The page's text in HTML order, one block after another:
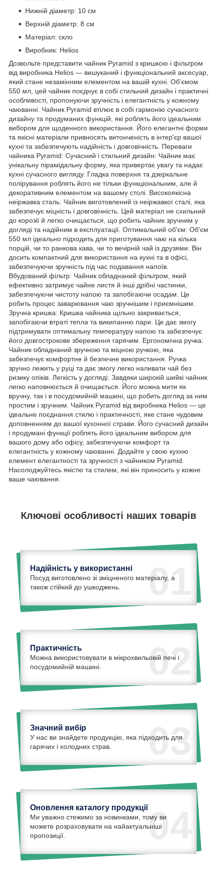
Нижній діаметр: 10 см
Верхній діаметр: 8 см
Матеріал: скло
Виробник: Helios
Дозвольте представити чайник Pyramid з кришкою і фільтром
від виробника Helios — вишуканий і функціональний аксесуар,
який стане незамінним елементом на вашій кухні. Об'ємом
550 мл, цей чайник поєднує в собі стильний дизайн і практичні
особливості, пропонуючи зручність і елегантність у кожному
чаюванні. Чайник Pyramid втілює в собі гармонію сучасного
дизайну та продуманих функцій, які роблять його ідеальним
вибором для щоденного використання. Його елегантні форми
та якісні матеріали привносять витонченість в інтер'єр вашої
кухні та забезпечують надійність і довговічність. Переваги
чайника Pyramid: Сучасний і стильний дизайн: Чайник має
унікальну пірамідальну форму, яка привертає увагу та надає
кухні сучасного вигляду. Гладка поверхня та дзеркальне
полірування роблять його не тільки функціональним, але й
декоративним елементом на вашому столі. Високоякісна
неіржавка сталь: Чайник виготовлений із неіржавкої сталі, яка
забезпечує міцність і довговічність. Цей матеріал не схильний
до корозії й легко очищається, що робить чайник зручним у
догляді та надійним в експлуатації. Оптимальний об'єм: Об'єм
550 мл ідеально підходить для приготування чаю на кілька
порцій, чи то ранкова кава, чи то вечірній чай із друзями. Він
досить компактний для використання на кухні та в офісі,
забезпечуючи зручність під час подавання напоїв.
Вбудований фільтр: Чайник обладнаний фільтром, який
ефективно затримує чайне листя й інші дрібні частинки,
забезпечуючи чистоту напою та запобігаючи осадам. Це
робить процес заварювання чаю зручнішим і приємнішим.
Зручна кришка: Кришка чайника щільно закривається,
запобігаючи втраті тепла та википанню пари. Це дає змогу
підтримувати оптимальну температуру напою та забезпечує
його довгострокове збереження гарячим. Ергономічна ручка:
Чайник обладнаний зручною та міцною ручкою, яка
забезпечує комфортне й безпечне використання. Ручка
зручно лежить у руці та дає змогу легко наливати чай без
ризику опіків. Легкість у догляді: Завдяки широкій шийкі чайник
легко наповнюється й очищається. Його можна мити як
вручну, так і в посудомийній машині, що робить догляд за ним
простим і зручним. Чайник Pyramid від виробника Helios — це
ідеальне поєднання стилю і практичності, яке стане чудовим
доповненням до вашої кухонної страви. Його сучасний дизайн
і продумані функції роблять його ідеальним вибором для
вашого дому або офісу, забезпечуючи комфорт та
елегантність у кожному чаюванні. Додайте у свою кухню
елемент елегантності та зручності з чайником Pyramid.
Насолоджуйтесь якістю та стилем, які він приносить у кожне
ваше чаювання.
Ключові особливості наших товарів
01
Надійність у використанні
Посуд виготовлено зі зміцненого матеріалу, а
також стійкий до ушкоджень.
02
Практичність
Можна використовувати в мікрохвильовій печі і
посудомийній машині.
03
Значний вибір
У нас ви знайдете продукцію, яка підходить для
гарячих і холодних страв.
04
Оновлення каталогу продукції
Ми уважно стежимо за новинками, тому ви
можете розраховувати на найактуальніші
пропозиції.